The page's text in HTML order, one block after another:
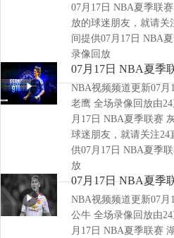
07月17日 NBA夏季联
放的球迷朋友，就请关
间提供07月17日 NBA
录像回放
07月17日 NBA夏季
像回放
NBA视频频道更新07月
老鹰 全场录像回放由
月17日 NBA夏季联赛
球迷朋友，就请关注24
供07月17日 NBA夏季
放
07月17日 NBA夏季
像回放
NBA视频频道更新07月
公牛 全场录像回放由
月17日 NBA夏季联赛